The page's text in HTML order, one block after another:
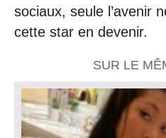
sociaux, seule l’avenir
cette star en devenir.
SUR LE